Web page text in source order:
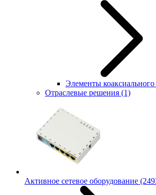
Элементы коаксиального
Отраслевые решения (1)
Активное сетевое оборудование